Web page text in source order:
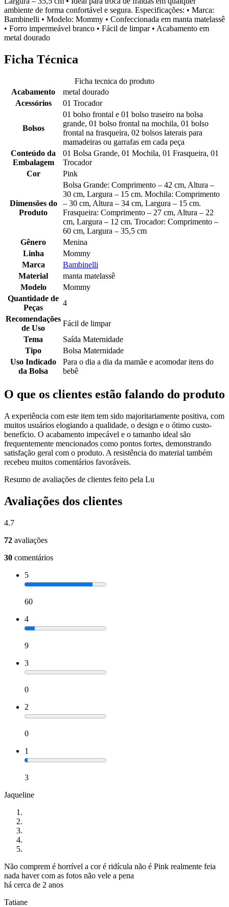
ambiente de forma confortável e segura. Especificações: • Marca:
Bambinelli • Modelo: Mommy • Confeccionada em manta matelassê
• Forro impermeável branco • Fácil de limpar • Acabamento em
metal dourado
Ficha Técnica
Ficha tecnica do produto
Acabamento
metal dourado
Acessórios
01 Trocador
Bolsos
01 bolso frontal e 01 bolso traseiro na bolsa
grande, 01 bolso frontal na mochila, 01 bolso
frontal na frasqueira, 02 bolsos laterais para
mamadeiras ou garrafas em cada peça
Conteúdo da
Embalagem
01 Bolsa Grande, 01 Mochila, 01 Frasqueira, 01
Trocador
Cor
Pink
Dimensões do
Produto
Bolsa Grande: Comprimento – 42 cm, Altura –
30 cm, Largura – 15 cm. Mochila: Comprimento
– 30 cm, Altura – 34 cm, Largura – 15 cm.
Frasqueira: Comprimento – 27 cm, Altura – 22
cm, Largura – 12 cm. Trocador: Comprimento –
60 cm, Largura – 35,5 cm
Gênero
Menina
Linha
Mommy
Marca
Bambinelli
Material
manta matelassê
Modelo
Mommy
Quantidade de
Peças
4
Recomendações
de Uso
Fácil de limpar
Tema
Saída Maternidade
Tipo
Bolsa Maternidade
Uso Indicado
da Bolsa
Para o dia a dia da mamãe e acomodar itens do
bebê
O que os clientes estão falando do produto
A experiência com este item tem sido majoritariamente positiva, com
muitos usuários elogiando a qualidade, o design e o ótimo custo-
benefício. O acabamento impecável e o tamanho ideal são
frequentemente mencionados como pontos fortes, demonstrando
satisfação geral com o produto. A resistência do material também
recebeu muitos comentários favoráveis.
Resumo de avaliações de clientes feito pela Lu
Avaliações dos clientes
4.7
72 avaliações
30 comentários
5
60
4
9
3
0
2
0
1
3
Jaqueline
Não comprem é horrível a cor é ridícula não é Pink realmente feia
nada haver com as fotos não vele a pena
há cerca de 2 anos
Tatiane